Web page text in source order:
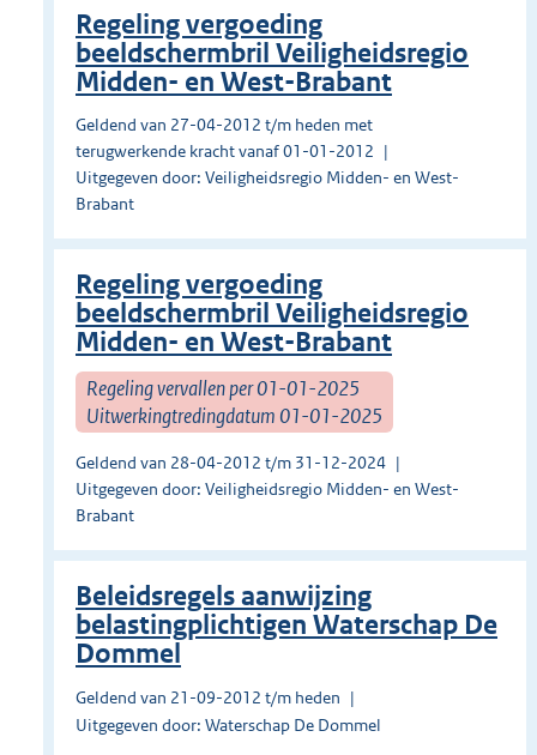
Regeling vergoeding
beeldschermbril Veiligheidsregio
Midden- en West-Brabant
Geldend van 27-04-2012 t/m heden met
terugwerkende kracht vanaf 01-01-2012
Uitgegeven door: Veiligheidsregio Midden- en West-
Brabant
Regeling vergoeding
beeldschermbril Veiligheidsregio
Midden- en West-Brabant
Regeling vervallen per 01-01-2025
Uitwerkingtredingdatum 01-01-2025
Geldend van 28-04-2012 t/m 31-12-2024
Uitgegeven door: Veiligheidsregio Midden- en West-
Brabant
Beleidsregels aanwijzing
belastingplichtigen Waterschap De
Dommel
Geldend van 21-09-2012 t/m heden
Uitgegeven door: Waterschap De Dommel